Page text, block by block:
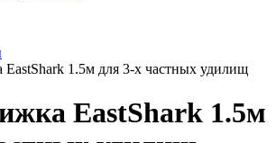
EastShark 1.5м для 3-х частных удилищ
EastShark 1.5м